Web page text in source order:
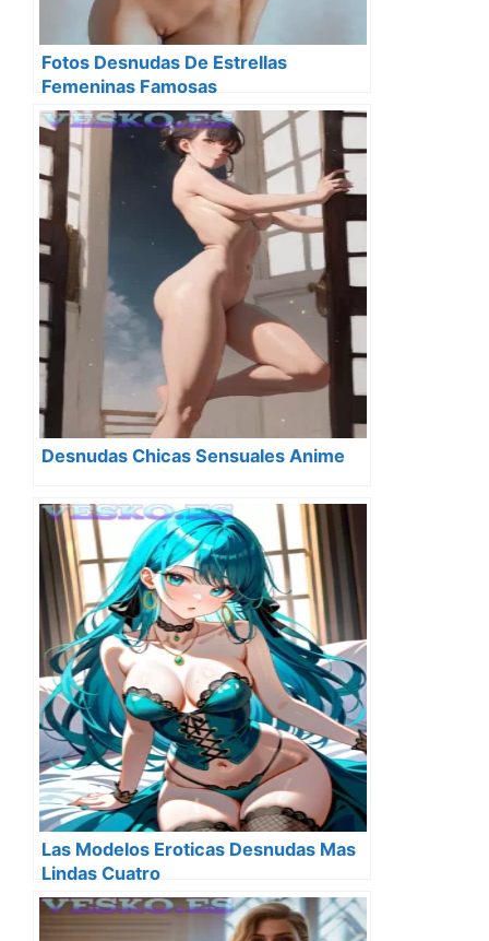
Fotos Desnudas De Estrellas
Femeninas Famosas
Desnudas Chicas Sensuales Anime
Las Modelos Eroticas Desnudas Mas
Lindas Cuatro